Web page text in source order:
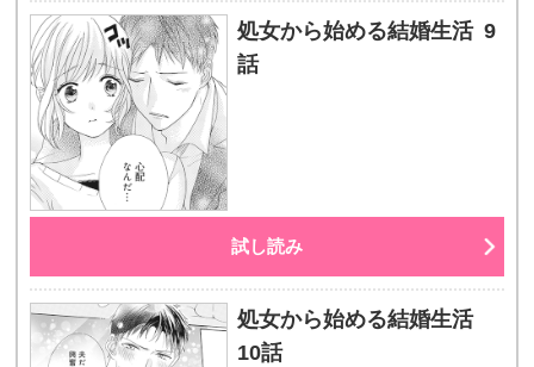
処女から始める結婚生活 9
話
試し読み
処女から始める結婚生活
10話